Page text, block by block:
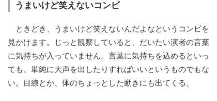
うまいけど笑えないコンビ
ときどき、うまいけど笑えないんだよなというコンビを
見かけます。じっと観察していると、だいたい演者の言葉
に気持ちが入っていません。言葉に気持ちを込めるといっ
ても、単純に大声を出したりすればいいというものでもな
い。目線とか、体のちょっとした動きにも出てくる。